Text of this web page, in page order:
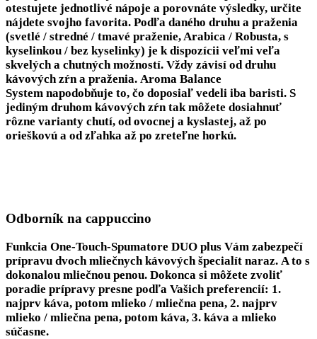
otestujete jednotlivé nápoje a porovnáte výsledky, určite
nájdete svojho favorita. Podľa daného druhu a praženia
(svetlé / stredné / tmavé praženie, Arabica / Robusta, s
kyselinkou / bez kyselinky) je k dispozícii veľmi veľa
skvelých a chutných možností. Vždy závisí od druhu
kávových zŕn a praženia. Aroma Balance
System napodobňuje to, čo doposiaľ vedeli iba baristi. S
jediným druhom kávových zŕn tak môžete dosiahnuť
rôzne varianty chutí, od ovocnej a kyslastej, až po
orieškovú a od zľahka až po zreteľne horkú.
Odborník na cappuccino
Funkcia One-Touch-Spumatore DUO plus Vám zabezpečí
prípravu dvoch mliečnych kávových špecialít naraz. A to s
dokonalou mliečnou penou. Dokonca si môžete zvoliť
poradie prípravy presne podľa Vašich preferencií: 1.
najprv káva, potom mlieko / mliečna pena, 2. najprv
mlieko / mliečna pena, potom káva, 3. káva a mlieko
súčasne.